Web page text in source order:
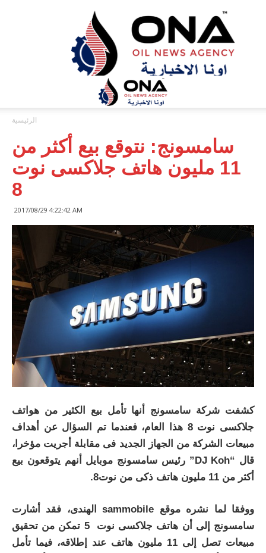
ONA™
NEWS
/
أونا
الاخبارية
الرئيسية
سامسونج: نتوقع بيع أكثر من
11 مليون هاتف جلاكسى نوت
8
2017/08/29 4:22:42 AM
كشفت شركة سامسونج أنها تأمل بيع الكثير من هواتف
جلاكسى نوت 8 هذا العام، فعندما تم السؤال عن أهداف
مبيعات الشركة من الجهاز الجديد فى مقابلة أجريت مؤخرا،
قال “DJ Koh” رئيس سامسونج موبايل أنهم يتوقعون بيع
أكثر من 11 مليون هاتف ذكى من نوت8.
ووفقا لما نشره موقع sammobile الهندى، فقد أشارت
سامسونج إلى أن هاتف جلاكسى نوت 5 تمكن من تحقيق
مبيعات تصل إلى 11 مليون هاتف عند إطلاقه، فيما تأمل